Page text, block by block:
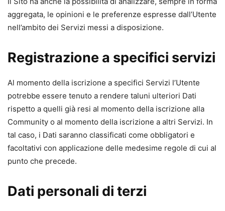
aggregata, le opinioni e le preferenze espresse dall’Utente
nell’ambito dei Servizi messi a disposizione.
Registrazione a specifici servizi
Al momento della iscrizione a specifici Servizi l’Utente
potrebbe essere tenuto a rendere taluni ulteriori Dati
rispetto a quelli già resi al momento della iscrizione alla
Community o al momento della iscrizione a altri Servizi. In
tal caso, i Dati saranno classificati come obbligatori e
facoltativi con applicazione delle medesime regole di cui al
punto che precede.
Dati personali di terzi